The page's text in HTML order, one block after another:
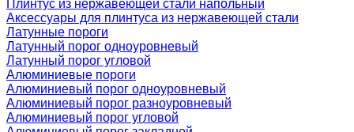
Плинтус из нержавеющей стали напольный
Аксессуары для плинтуса из нержавеющей стали
Латунные пороги
Латунный порог одноуровневый
Латунный порог угловой
Алюминиевые пороги
Алюминиевый порог одноуровневый
Алюминиевый порог разноуровневый
Алюминиевый порог угловой